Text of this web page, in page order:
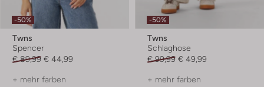
-50%
Twns
Spencer
€ 89,99 € 44,99
+ mehr farben
-50%
Twns
Schlaghose
€ 99,99 € 49,99
+ mehr farben